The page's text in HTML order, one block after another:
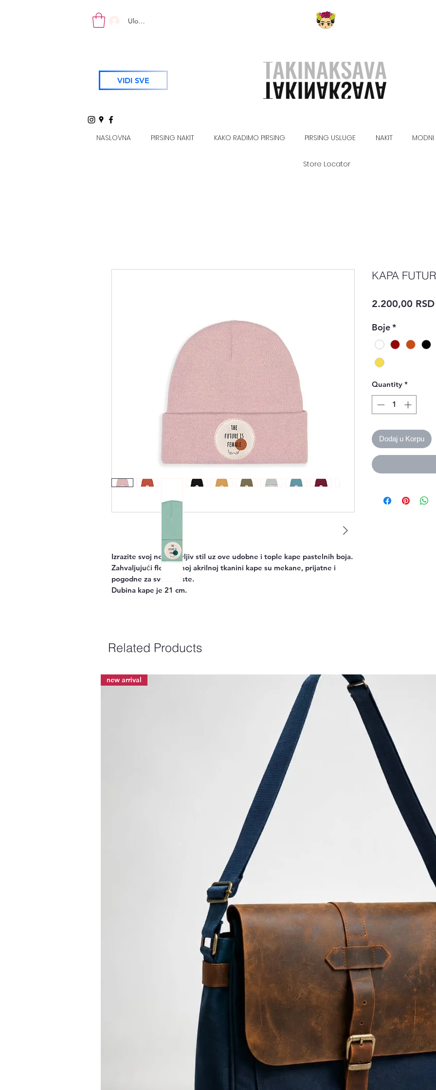
Uloguj se
VIDI SVE
NASLOVNA PIRSING NAKIT KAKO RADIMO PIRSING PIRSING USLUGE NAKIT MODNI
Store Locator
Izrazite svoj neponovljiv stil uz ove udobne i tople kape pastelnih boja.
Zahvaljujući fleksibilnoj akrilnoj tkanini kape su mekane, prijatne i
pogodne za sve uzraste.
Dubina kape je 21 cm.
KAPA
2.200,00 RSD
Boje*
Quantity *
Dodaj u Korpu
Related Products
new arrival